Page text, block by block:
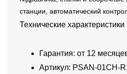
станции, автоматический
Технические характеристики
Гарантия: от 12
Артикул: PSAN-01CH-